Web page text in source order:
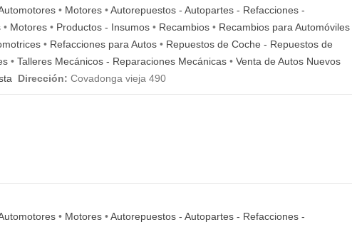
• Motores •Autorepuestos - Autopartes - Refacciones -
• Motores • Productos - Insumos • Recambios • Recambios para Automóviles
• Refacciones para Autos • Repuestos de Coche - Repuestos de
• Talleres Mecánicos - Reparaciones Mecánicas • Venta de Autos Nuevos
Dirección: Covadonga vieja 490
• Motores •Autorepuestos - Autopartes - Refacciones -